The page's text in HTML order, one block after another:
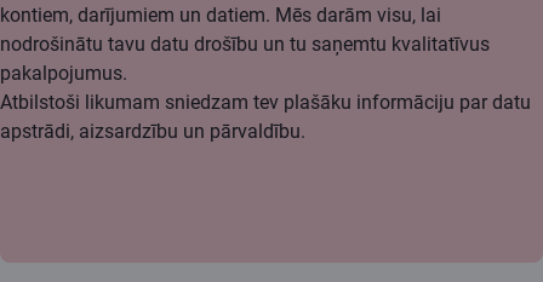
kontiem, darījumiem un datiem. Mēs darām visu, lai
nodrošinātu tavu datu drošību un tu saņemtu kvalitatīvus
pakalpojumus.
Atbilstoši likumam sniedzam tev plašāku informāciju par datu
apstrādi, aizsardzību un pārvaldību.